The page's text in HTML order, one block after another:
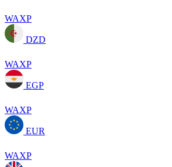
WAXP
DZD
WAXP
EGP
WAXP
EUR
WAXP